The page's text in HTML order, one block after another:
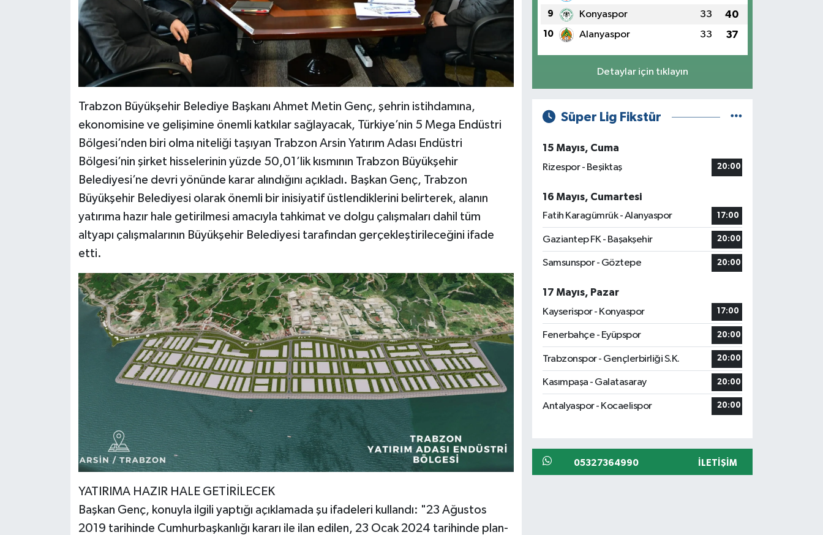
Trabzon Büyükşehir Belediye Başkanı Ahmet Metin Genç, şehrin istihdamına,
ekonomisine ve gelişimine önemli katkılar sağlayacak, Türkiye’nin 5 Mega Endüstri
Bölgesi’nden biri olma niteliği taşıyan Trabzon Arsin Yatırım Adası Endüstri
Bölgesi’nin şirket hisselerinin yüzde 50,01’lik kısmının Trabzon Büyükşehir
Belediyesi’ne devri yönünde karar alındığını açıkladı. Başkan Genç, Trabzon
Büyükşehir Belediyesi olarak önemli bir inisiyatif üstlendiklerini belirterek, alanın
yatırıma hazır hale getirilmesi amacıyla tahkimat ve dolgu çalışmaları dahil tüm
altyapı çalışmalarının Büyükşehir Belediyesi tarafından gerçekleştirileceğini ifade
etti.
YATIRIMA HAZIR HALE GETİRİLECEK
Başkan Genç, konuyla ilgili yaptığı açıklamada şu ifadeleri kullandı: "23 Ağustos
2019 tarihinde Cumhurbaşkanlığı kararı ile ilan edilen, 23 Ocak 2024 tarihinde plan-
9 Konyaspor 33 40
10 Alanyaspor 33 37
Detaylar için tıklayın
Süper Lig Fikstür
15 Mayıs, Cuma
Rizespor - Beşiktaş
20:00
16 Mayıs, Cumartesi
Fatih Karagümrük - Alanyaspor
17:00
Gaziantep FK - Başakşehir 20:00
Samsunspor - Göztepe 20:00
17 Mayıs, Pazar
Kayserispor - Konyaspor
17:00
Fenerbahçe - Eyüpspor 20:00
Trabzonspor - Gençlerbirliği S.K. 20:00
Kasımpaşa - Galatasaray 20:00
Antalyaspor - Kocaelispor 20:00
05327364990 İLETIŞIM